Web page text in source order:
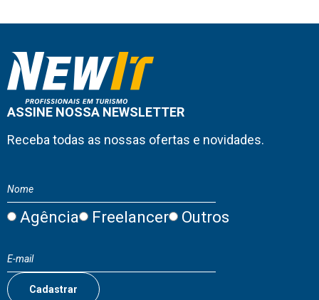
ASSINE NOSSA NEWSLETTER
Receba todas as nossas ofertas e novidades.
Agência Freelancer Outros